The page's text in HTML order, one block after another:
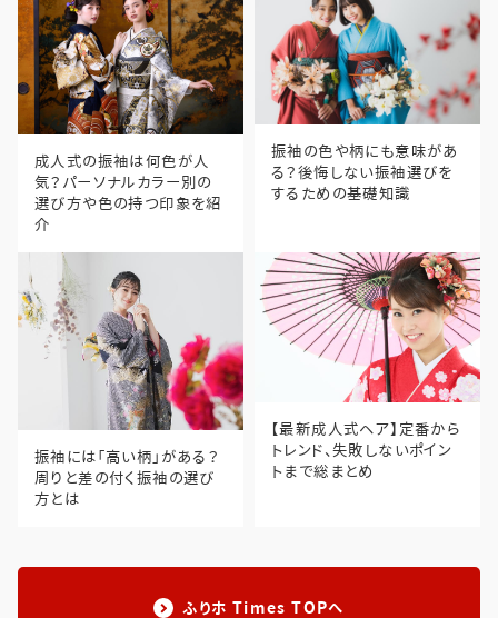
成人式の振袖は何色が人
気？パーソナルカラー別の
選び方や色の持つ印象を紹
介
振袖の色や柄にも意味があ
る？後悔しない振袖選びを
するための基礎知識
振袖には「高い柄」がある？
周りと差の付く振袖の選び
方とは
【最新成人式ヘア】定番から
トレンド、失敗しないポイン
トまで総まとめ
ふりホ Times TOPへ